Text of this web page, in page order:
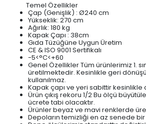
Temel Özellikler
Çap (Genişlik) : Ø240 cm
Yükseklik: 270 cm
Ağırlık: 180 kg
Kapak Çapı : 38cm
Gıda Tüzüğüne Uygun Üretim
CE & ISO 9001 Sertifikalı
-5<°C<+60
Genel Özellikler Tüm ürünlerimiz 1.
üretilmektedir. Kesinlikle geri
kullanılmaz.
Kapak çapı ve yeri sabittir
Ürün çıkış rekoru 1/2 Bu ölçü
ücrete tabi olacaktır.
Ürünler beyaz ve mavi renklerde
Depoların temizliği en az senede bir